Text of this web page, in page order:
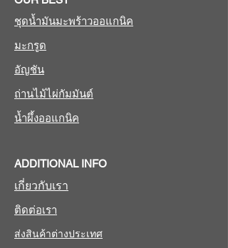
ชุดน้ำมันมะพร้าวออแกนิค
มะกรูด
อัญชัน
ถ่านไม้ไผ่กัมมันต์
น้ำผึ้งออแกนิค
ADDITIONAL INFO
เกี่ยวกับเรา
ติดต่อเรา
ส่งสินค้าต่างประเทศ